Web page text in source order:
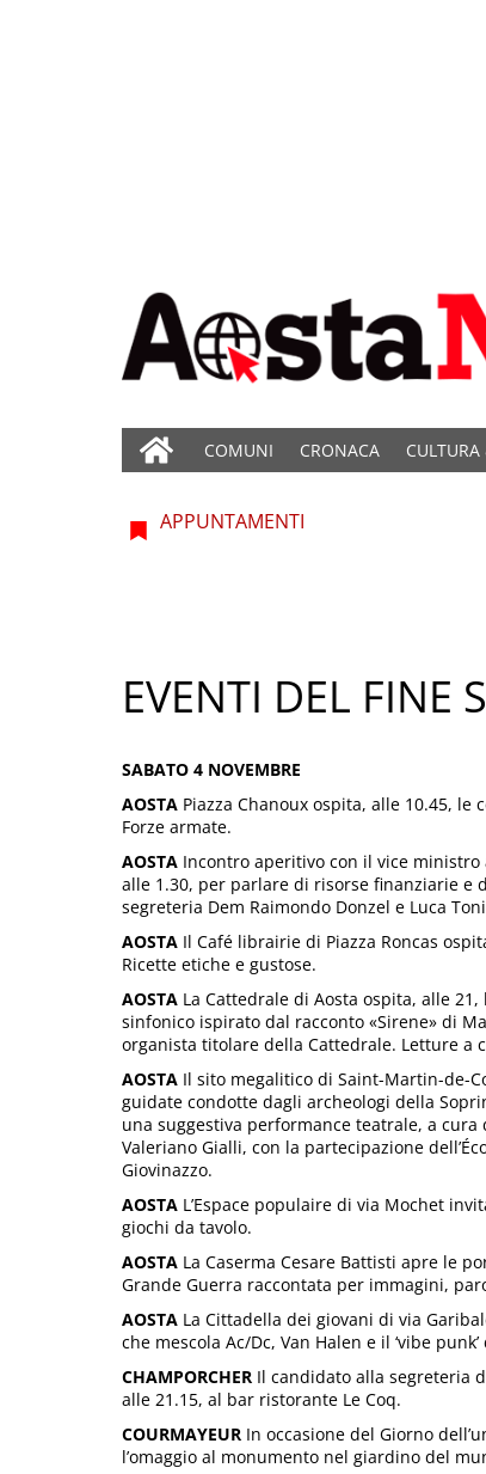
COMUNI CRONACA CULTURA
APPUNTAMENTI
EVENTI DEL FINE
SABATO 4 NOVEMBRE
AOSTA Piazza Chanoux ospita, alle 10.45,
Forze armate.
AOSTA Incontro aperitivo con il vice ministro
alle 1.30, per parlare di risorse finanziarie e
segreteria Dem Raimondo Donzel e Luca
AOSTA Il Café librairie di Piazza Roncas
Ricette etiche e gustose.
AOSTA La Cattedrale di Aosta ospita, alle
sinfonico ispirato dal racconto «Sirene» di
organista titolare della Cattedrale. Letture a
AOSTA Il sito megalitico di Saint-Martin-de-
guidate condotte dagli archeologi della
una suggestiva performance teatrale, a
Valeriano Gialli, con la partecipazione
Giovinazzo.
AOSTA L’Espace populaire di via Mochet
giochi da tavolo.
AOSTA La Caserma Cesare Battisti apre le
Grande Guerra raccontata per immagini,
AOSTA La Cittadella dei giovani di via
che mescola Ac/Dc, Van Halen e il ‘vibe
CHAMPORCHER Il candidato alla segreteria
alle 21.15, al bar ristorante Le Coq.
COURMAYEUR In occasione del Giorno
l’omaggio al monumento nel giardino del